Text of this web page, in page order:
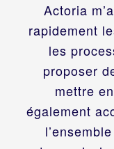
Actoria
rapidement
les
proposer
mettre
également